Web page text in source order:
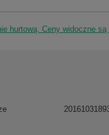
hurtową. Ceny widoczne